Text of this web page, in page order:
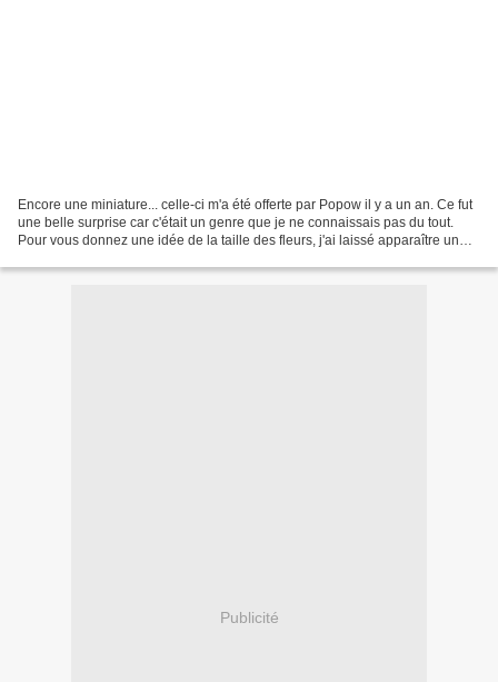
Encore une miniature... celle-ci m'a été offerte par Popow il y a un an. Ce fut
une belle surprise car c'était un genre que je ne connaissais pas du tout.
Pour vous donnez une idée de la taille des fleurs, j'ai laissé apparaître un
Publicité